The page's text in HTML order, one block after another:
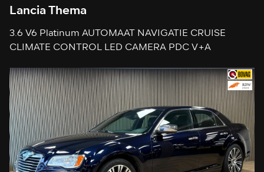
Lancia Thema
3.6 V6 Platinum AUTOMAAT NAVIGATIE CRUISE
CLIMATE CONTROL LED CAMERA PDC V+A